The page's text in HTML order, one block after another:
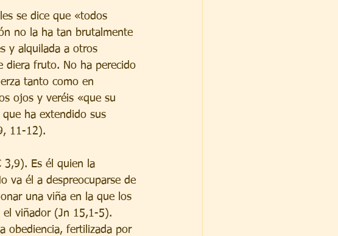
se dice que «todos
no la ha tan brutalmente
y alquilada a otros
diera fruto. No ha perecido
tanto como en
ojos y veréis «que su
ha extendido sus
11-12).
3,9). Es él quien la
va él a despreocuparse de
una viña en la que los
el viñador (Jn 15,1-5).
obediencia, fertilizada por